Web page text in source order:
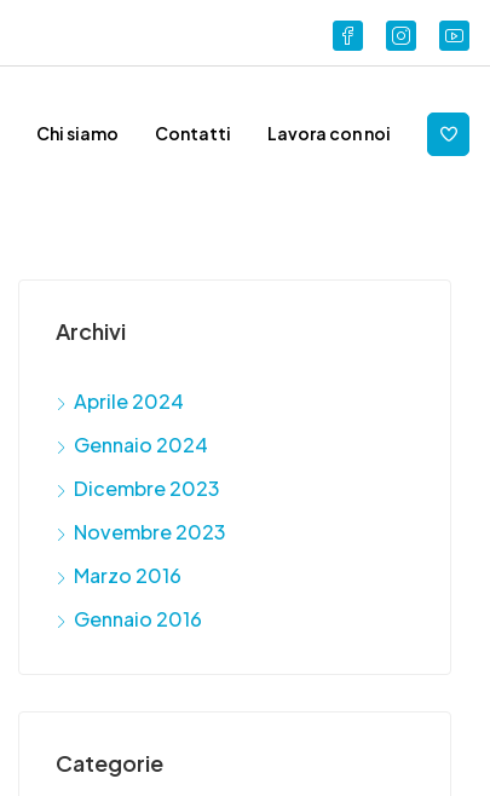
Chi siamo Contatti Lavora con noi
Archivi
Aprile 2024
Gennaio 2024
Dicembre 2023
Novembre 2023
Marzo 2016
Gennaio 2016
Categorie